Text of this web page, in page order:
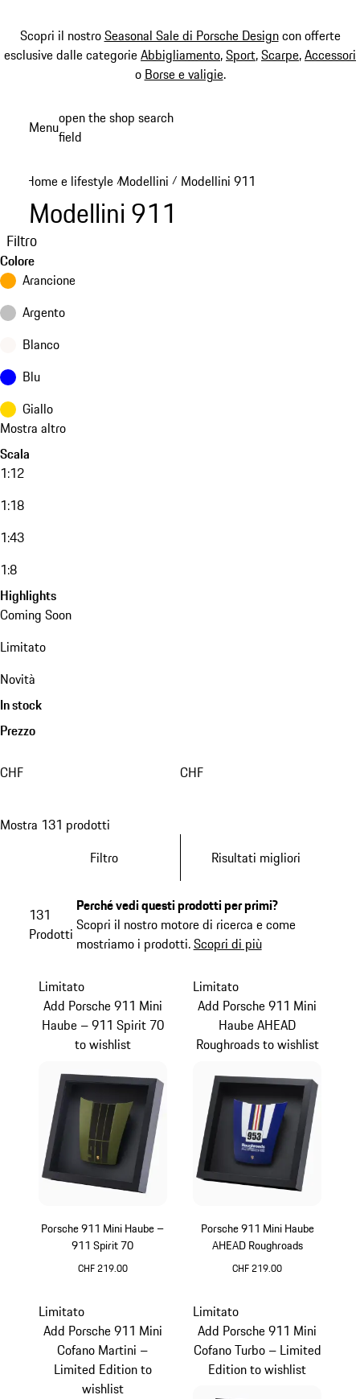
Scopri il nostroSeasonal Sale di Porsche Designcon offerte
esclusive dalle categorieAbbigliamento,Sport,Scarpe,Accessori
o Borse e valigie.
Menuopen the shop search
field
Home e lifestyle /Modellini / Modellini 911
Modellini 911
Filtro
Colore
Arancione
Argento
Blanco
Blu
Giallo
Mostra altro
Scala
1:12
1:18
1:43
1:8
Highlights
Coming Soon
Limitato
Novità
In stock
Prezzo
CHF CHF
Mostra 131 prodotti
Filtro
Risultati migliori
131
Prodotti
Perché vedi questi prodotti per primi?
Scopri il nostro motore di ricerca e come
mostriamo i prodotti.Scopri di più
Porsche 911 Mini Haube –
911 Spirit 70
CHF 219.00
Limitato
Add Porsche 911 Mini
Haube – 911 Spirit 70
to wishlist
Porsche 911 Mini Haube
AHEAD Roughroads
CHF 219.00
Limitato
Add Porsche 911 Mini
Haube AHEAD
Roughroads to wishlist
Limitato
Add Porsche 911 Mini
Cofano Martini –
Limited Edition to
wishlist
Limitato
Add Porsche 911 Mini
Cofano Turbo – Limited
Edition to wishlist